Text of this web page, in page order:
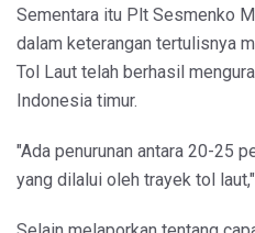
Sementara itu Plt Sesmenko
dalam keterangan tertulisnya
Tol Laut telah berhasil
Indonesia timur.
"Ada penurunan antara 20-25
yang dilalui oleh trayek tol